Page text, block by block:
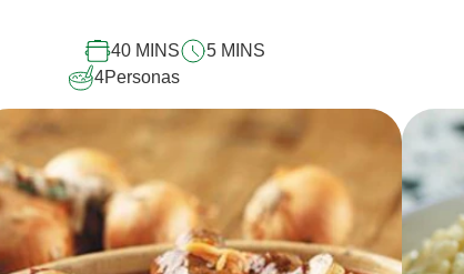
recipe
40 MINS
5 MINS
4Personas